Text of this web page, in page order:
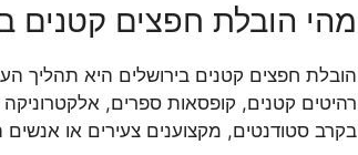
מהי הובלת חפצים קטנים
הובלת חפצים קטנים בירושלים היא תהליך
רהיטים קטנים, קופסאות ספרים, אלקטרוניקה
בקרב סטודנטים, מקצוענים צעירים או